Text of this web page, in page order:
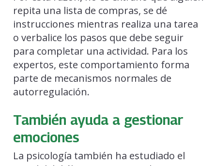
repita una lista de compras, se dé
instrucciones mientras realiza una tarea
o verbalice los pasos que debe seguir
para completar una actividad. Para los
expertos, este comportamiento forma
parte de mecanismos normales de
autorregulación.
También ayuda a gestionar
emociones
La psicología también ha estudiado el